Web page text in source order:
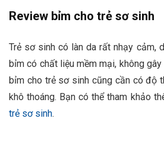
Review bỉm cho trẻ sơ sinh
Trẻ sơ sinh có làn da rất nhạy cảm,
bỉm có chất liệu mềm mại, không
bỉm cho trẻ sơ sinh cũng cần có độ
khô thoáng. Bạn có thể tham khảo
trẻ sơ sinh.